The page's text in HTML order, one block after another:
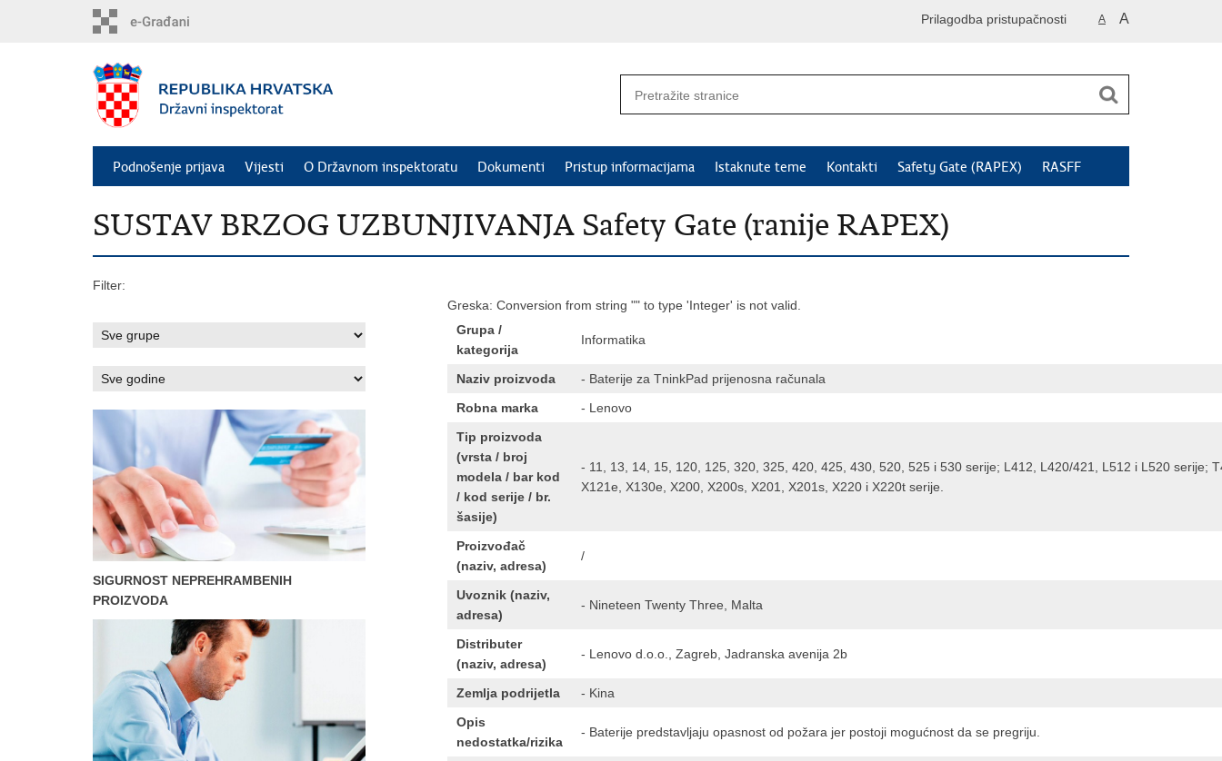
A A
Prilagodba pristupačnosti
Podnošenje prijava Vijesti O Državnom inspektoratu Dokumenti Pristup informacijama Istaknute teme Kontakti Safety Gate (RAPEX) RASFF
SUSTAV BRZOG UZBUNJIVANJA Safety Gate (ranije RAPEX)
Filter:
SIGURNOST NEPREHRAMBENIH
PROIZVODA
Greska: Conversion from string "" to type 'Integer' is not valid.
Grupa /
kategorija
Informatika
Naziv proizvoda
- Baterije za TninkPad prijenosna računala
Robna marka
- Lenovo
Tip proizvoda
(vrsta / broj
modela / bar kod
/ kod serije / br.
šasije)
- 11, 13, 14, 15, 120, 125, 320, 325, 420, 425, 430, 520, 525 i 530 serije; L412, L420/421, L512 i L520 serije;
X121e, X130e, X200, X200s, X201, X201s, X220 i X220t serije.
Proizvođač
(naziv, adresa)
/
Uvoznik (naziv,
adresa)
- Nineteen Twenty Three, Malta
Distributer
(naziv, adresa)
- Lenovo d.o.o., Zagreb, Jadranska avenija 2b
Zemlja podrijetla
- Kina
Opis
nedostatka/rizika
- Baterije predstavljaju opasnost od požara jer postoji mogućnost da se pregriju.